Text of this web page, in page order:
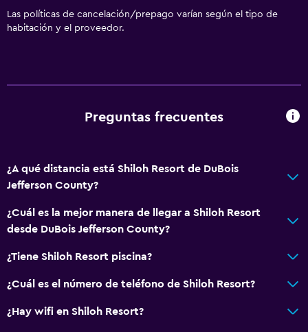
Las políticas de cancelación/prepago varían según el tipo de
habitación y el proveedor.
Preguntas frecuentes
¿A qué distancia está Shiloh Resort de DuBois
Jefferson County?
¿Cuál es la mejor manera de llegar a Shiloh Resort
desde DuBois Jefferson County?
¿Tiene Shiloh Resort piscina?
¿Cuál es el número de teléfono de Shiloh Resort?
¿Hay wifi en Shiloh Resort?